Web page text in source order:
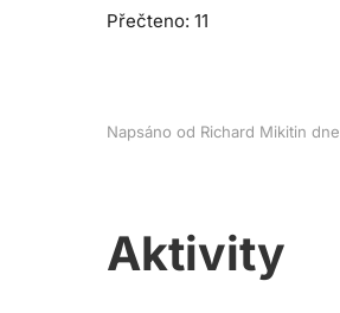
Přečteno: 11
Napsáno od Richard Mikitin dne
Aktivity